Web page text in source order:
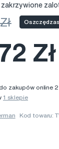
Zł
zakupów online
1 sklepie
Kod towaru: